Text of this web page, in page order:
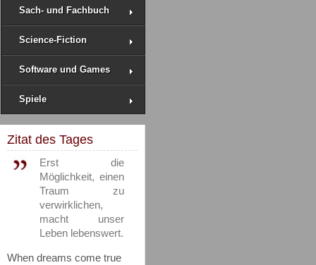
Sach- und Fachbuch
Science-Fiction
Software und Games
Spiele
Zitat des Tages
Erst die
Möglichkeit, einen
Traum zu
verwirklichen,
macht unser
Leben lebenswert.
When dreams come true